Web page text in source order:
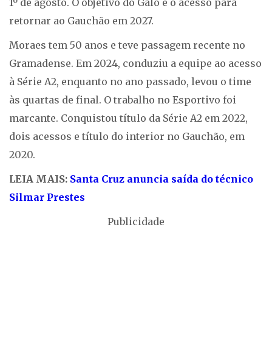
retornar ao Gauchão em 2027.
Moraes tem 50 anos e teve passagem recente no
Gramadense. Em 2024, conduziu a equipe ao acesso
à Série A2, enquanto no ano passado, levou o time
às quartas de final. O trabalho no Esportivo foi
marcante. Conquistou título da Série A2 em 2022,
dois acessos e título do interior no Gauchão, em
2020.
LEIA MAIS: Santa Cruz anuncia saída do técnico
Silmar Prestes
Publicidade